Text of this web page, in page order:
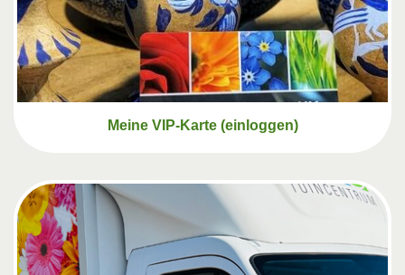
Meine VIP-Karte (einloggen)